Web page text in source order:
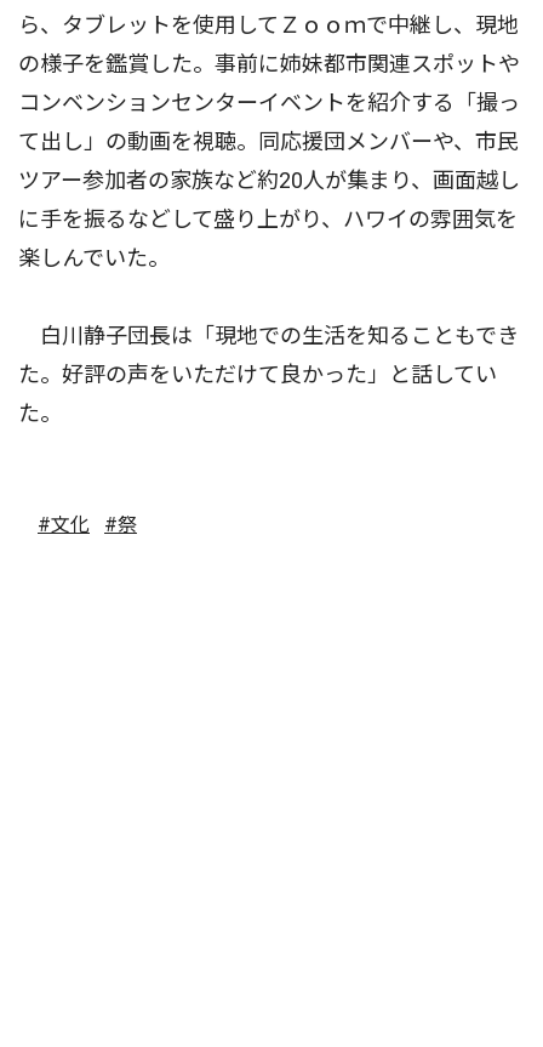
ら、タブレットを使用してＺｏｏｍで中継し、現地
の様子を鑑賞した。事前に姉妹都市関連スポットや
コンベンションセンターイベントを紹介する「撮っ
て出し」の動画を視聴。同応援団メンバーや、市民
ツアー参加者の家族など約20人が集まり、画面越し
に手を振るなどして盛り上がり、ハワイの雰囲気を
楽しんでいた。
白川静子団長は「現地での生活を知ることもでき
た。好評の声をいただけて良かった」と話してい
た。
#文化 #祭